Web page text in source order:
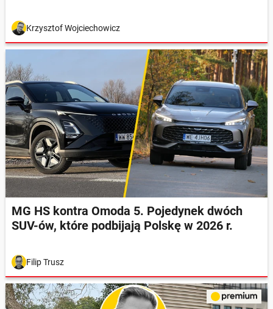
Krzysztof Wojciechowicz
MG HS kontra Omoda 5. Pojedynek dwóch
SUV-ów, które podbijają Polskę w 2026 r.
Filip Trusz